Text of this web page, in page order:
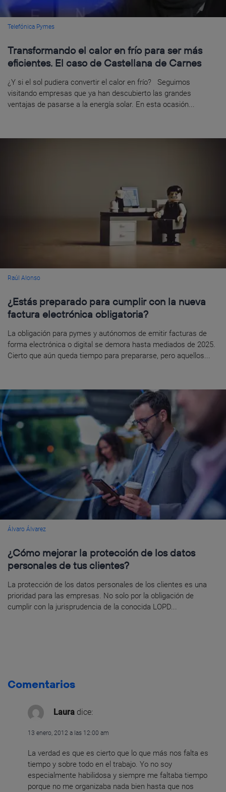
Telefónica Pymes
Transformando el calor en frío para ser más
eficientes. El caso de Castellana de Carnes
¿Y si el sol pudiera convertir el calor en frío? Seguimos
visitando empresas que ya han descubierto las grandes
ventajas de pasarse a la energía solar. En esta ocasión...
Raúl Alonso
¿Estás preparado para cumplir con la nueva
factura electrónica obligatoria?
La obligación para pymes y autónomos de emitir facturas de
forma electrónica o digital se demora hasta mediados de 2025.
Cierto que aún queda tiempo para prepararse, pero aquellos...
Álvaro Álvarez
¿Cómo mejorar la protección de los datos
personales de tus clientes?
La protección de los datos personales de los clientes es una
prioridad para las empresas. No solo por la obligación de
cumplir con la jurisprudencia de la conocida LOPD...
Comentarios
Laura dice:
13 enero, 2012 a las 12:00 am
La verdad es que es cierto que lo que más nos falta es
tiempo y sobre todo en el trabajo. Yo no soy
especialmente habilidosa y siempre me faltaba tiempo
porque no me organizaba nada bien hasta que nos